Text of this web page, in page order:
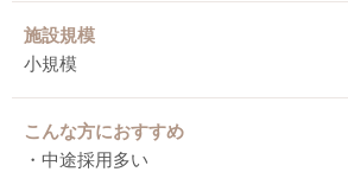
施設規模
小規模
こんな方におすすめ
・中途採用多い